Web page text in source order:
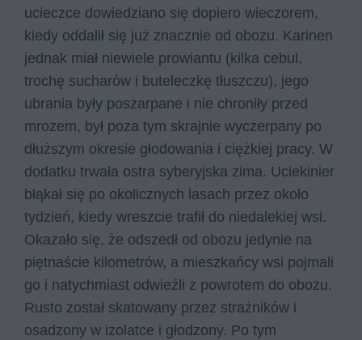
ucieczce dowiedziano się dopiero wieczorem,
kiedy oddalił się już znacznie od obozu. Karinen
jednak miał niewiele prowiantu (kilka cebul,
trochę sucharów i buteleczkę tłuszczu), jego
ubrania były poszarpane i nie chroniły przed
mrozem, był poza tym skrajnie wyczerpany po
dłuższym okresie głodowania i ciężkiej pracy. W
dodatku trwała ostra syberyjska zima. Uciekinier
błąkał się po okolicznych lasach przez około
tydzień, kiedy wreszcie trafił do niedalekiej wsi.
Okazało się, że odszedł od obozu jedynie na
piętnaście kilometrów, a mieszkańcy wsi pojmali
go i natychmiast odwieźli z powrotem do obozu.
Rusto został skatowany przez strażników i
osadzony w izolatce i głodzony. Po tym